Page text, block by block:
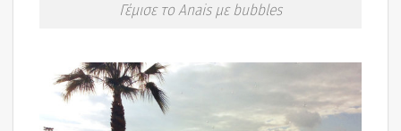
Γέμισε το Anais με bubbles